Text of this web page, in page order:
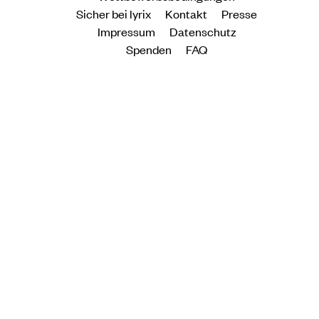
Sicher bei lyrix
Kontakt
Presse
Impressum
Datenschutz
Spenden
FAQ